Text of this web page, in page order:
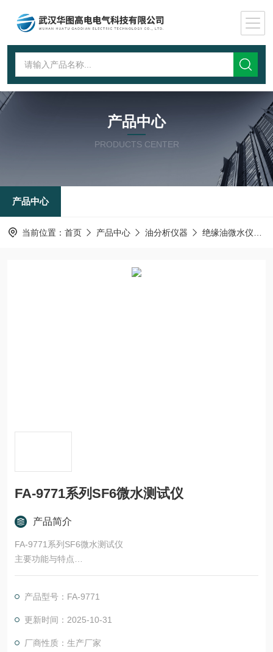
产品中心
PRODUCTS CENTER
产品中心
当前位置： 首页 产品中心 油分析仪器 绝缘油微水仪
FA-9771系列SF6微水测试仪
产品简介
FA-9771系列SF6微水测试仪
主要功能与特点
感器、环境湿度传感器、露点传感器，可以准确测量开关设备内
的压力，可以测试仪器使用环境的湿度，可以精确测量SF6的微
（Al/l）、压力、流量、温度、相对湿度、时间、日期等。为用户
产品型号：FA-9771
更新时间：2025-10-31
厂商性质：生产厂家